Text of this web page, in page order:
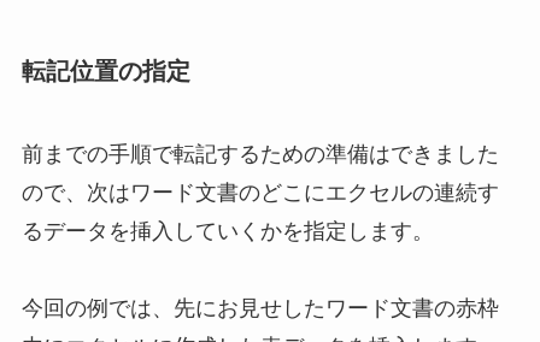
転記位置の指定
前までの手順で転記するための準備はできました
ので、次はワード文書のどこにエクセルの連続す
るデータを挿入していくかを指定します。
今回の例では、先にお見せしたワード文書の赤枠